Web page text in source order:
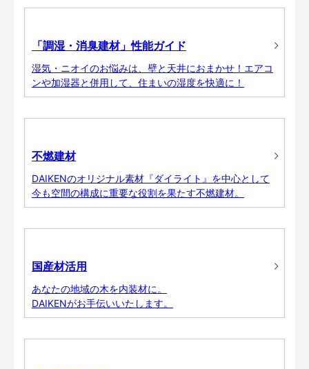
「調湿・消臭建材」性能ガイド
湿気・ニオイのお悩みは、壁と天井におまかせ！エアコ
ンや加湿器と併用して、住まいの湿度を快適に！
不燃建材
DAIKENのオリジナル素材『ダイライト』を中心として
今も空間の構成に重要な役割を果たす不燃建材。
国産材活用
あなたの地域の木を内装材に。
DAIKENがお手伝いいたします。